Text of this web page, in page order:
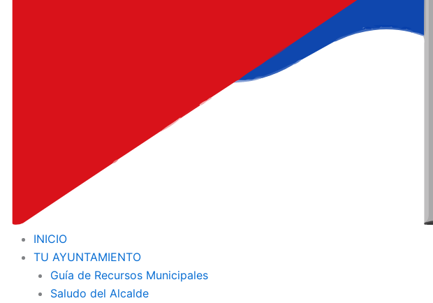
INICIO
TU AYUNTAMIENTO
Guía de Recursos Municipales
Saludo del Alcalde